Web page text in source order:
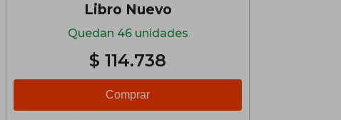
Libro Nuevo
Quedan 46 unidades
$ 114.738
Comprar